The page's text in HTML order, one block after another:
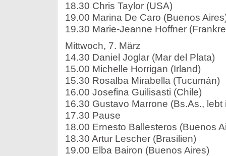
18.30 Chris Taylor (USA)
19.00 Marina De Caro (Buenos
19.30 Marie-Jeanne Hoffner
Mittwoch, 7. März
14.30 Daniel Joglar (Mar del Plata)
15.00 Michelle Horrigan (Irland)
15.30 Rosalba Mirabella (Tucumán)
16.00 Josefina Guilisasti (Chile)
16.30 Gustavo Marrone (Bs.As., lebt
17.30 Pause
18.00 Ernesto Ballesteros (Buenos
18.30 Artur Lescher (Brasilien)
19.00 Elba Bairon (Buenos Aires)